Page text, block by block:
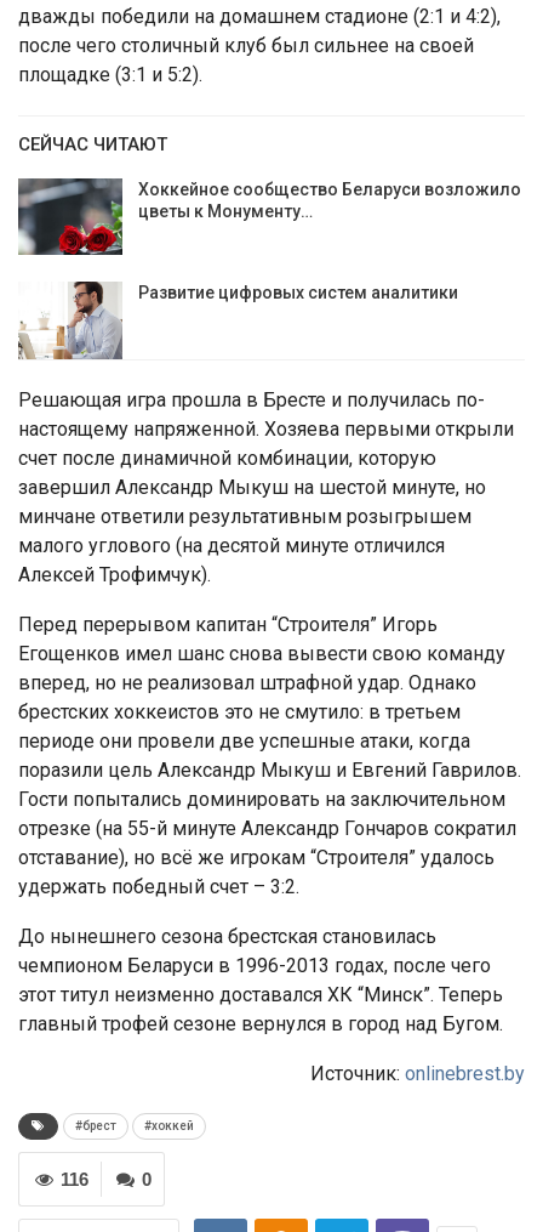
дважды победили на домашнем стадионе (2:1 и 4:2),
после чего столичный клуб был сильнее на своей
площадке (3:1 и 5:2).
СЕЙЧАС ЧИТАЮТ
Хоккейное сообщество Беларуси возложило
цветы к Монументу…
Развитие цифровых систем аналитики
Решающая игра прошла в Бресте и получилась по-
настоящему напряженной. Хозяева первыми открыли
счет после динамичной комбинации, которую
завершил Александр Мыкуш на шестой минуте, но
минчане ответили результативным розыгрышем
малого углового (на десятой минуте отличился
Алексей Трофимчук).
Перед перерывом капитан “Строителя” Игорь
Егощенков имел шанс снова вывести свою команду
вперед, но не реализовал штрафной удар. Однако
брестских хоккеистов это не смутило: в третьем
периоде они провели две успешные атаки, когда
поразили цель Александр Мыкуш и Евгений Гаврилов.
Гости попытались доминировать на заключительном
отрезке (на 55-й минуте Александр Гончаров сократил
отставание), но всё же игрокам “Строителя” удалось
удержать победный счет – 3:2.
До нынешнего сезона брестская становилась
чемпионом Беларуси в 1996-2013 годах, после чего
этот титул неизменно доставался ХК “Минск”. Теперь
главный трофей сезоне вернулся в город над Бугом.
Источник: onlinebrest.by
#брест #хоккей
0
116